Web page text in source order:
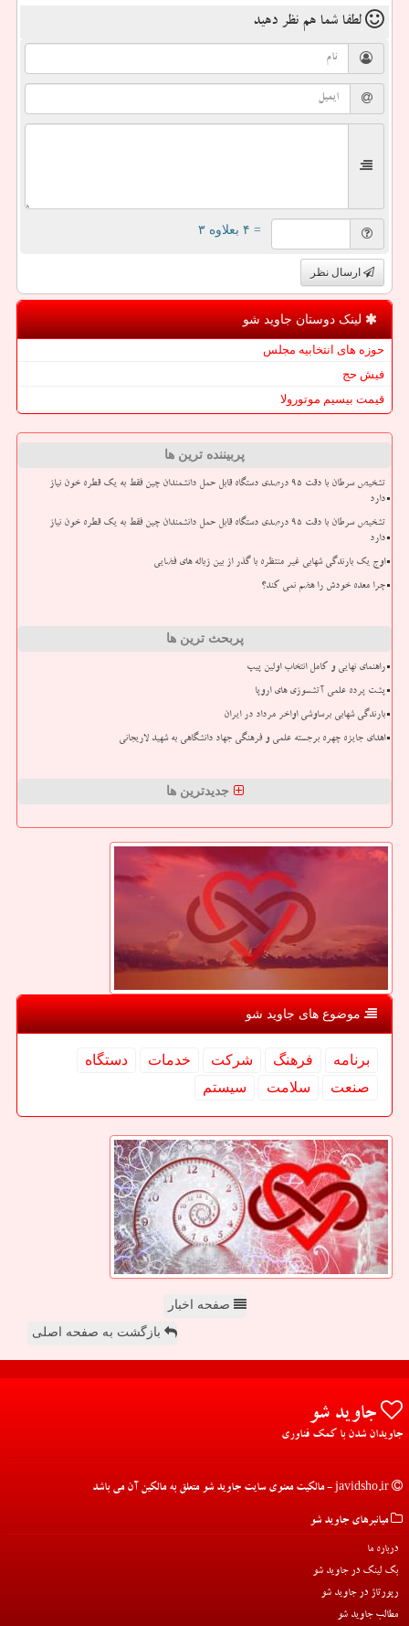
لطفا شما هم نظر دهید
= ۴ بعلاوه ۳
ارسال نظر
لینک دوستان جاوید شو
حوزه های انتخابیه مجلس
فیش حج
قیمت بیسیم موتورولا
پربیننده ترین ها
تشخیص سرطان با دقت ۹۵ درصدی دستگاه قابل حمل دانشمندان چین فقط به یک قطره خون نیاز
دارد
تشخیص سرطان با دقت ۹۵ درصدی دستگاه قابل حمل دانشمندان چین فقط به یک قطره خون نیاز
دارد
اوج یک بارندگی شهابی غیر منتظره با گذر از بین زباله های فضایی
چرا معده خودش را هضم نمی کند؟
پربحث ترین ها
راهنمای نهایی و کامل انتخاب اولین پیپ
پشت پرده علمی آتشسوزی های اروپا
بارندگی شهابی برساوشی اواخر مرداد در ایران
اهدای جایزه چهره برجسته علمی و فرهنگی جهاد دانشگاهی به شهید لاریجانی
جدیدترین ها
موضوع های جاوید شو
برنامه فرهنگ شركت خدمات
دستگاه
صنعت
سلامت سیستم
صفحه اخبار
بازگشت به صفحه اصلی
جاوید شو
جاویدان شدن با کمک فناوری
میانبرهای جاوید شو
درباره ما
بک لینک در جاوید شو
رپورتاژ در جاوید شو
مطالب جاوید شو